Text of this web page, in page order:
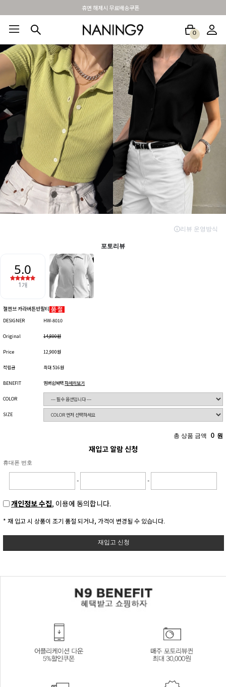
BEST 포토리뷰 - 매주 2명추첨 3만원쿠폰
0
BEST100🤍 NEW5% 베스트재진행 썸머여행룩 아울렛 하객&모임룩
젤멘브 카라버튼반팔티
DESIGNER HW-8010
Original 14,800원
Price 12,900원
적립금 최대 516원
BENEFIT 멤버쉽혜택자세히보기
COLOR
SIZE
총 상품 금액 0 원
재입고 알람 신청
휴대폰 번호
- -
개인정보 수집, 이용에 동의합니다.
* 재 입고 시 상품이 조기 품절 되거나, 가격이 변경될 수 있습니다.
재입고 신청